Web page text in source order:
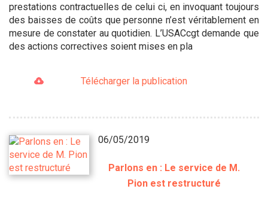
prestations contractuelles de celui ci, en invoquant toujours
des baisses de coûts que personne n’est véritablement en
mesure de constater au quotidien. L’USACcgt demande que
des actions correctives soient mises en pla
Télécharger la publication
06/05/2019
Parlons en : Le service de M.
Pion est restructuré